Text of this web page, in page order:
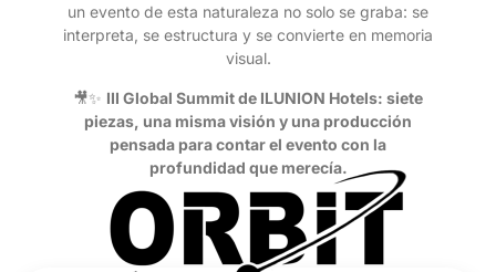
un evento de esta naturaleza no solo se graba: se
interpreta, se estructura y se convierte en memoria
visual.
🎥✨ III Global Summit de ILUNION Hotels: siete
piezas, una misma visión y una producción
pensada para contar el evento con la
profundidad que merecía.